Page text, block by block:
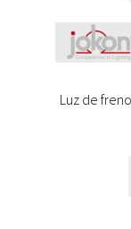
Luz de